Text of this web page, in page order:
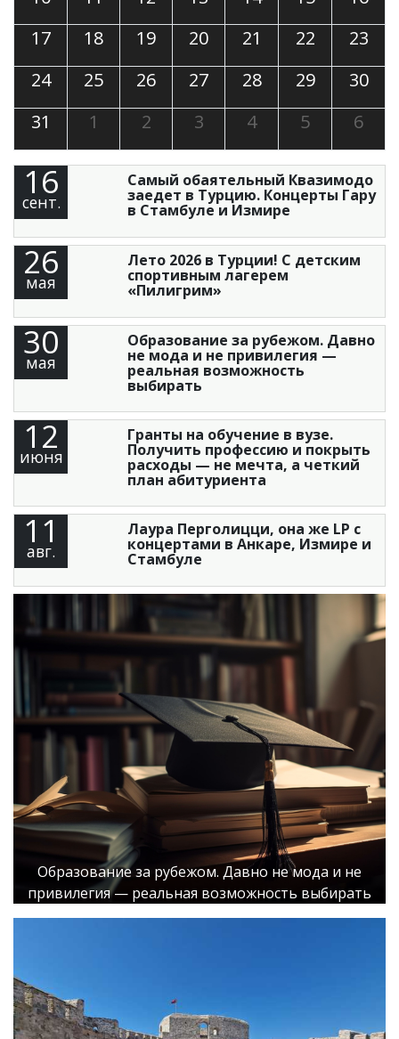
17
18 19 20 21 22
23
24
25 26 27 28 29
30
31
1 2 3 4 5 6
16
сент.
Самый обаятельный Квазимодо
заедет в Турцию. Концерты Гару
в Стамбуле и Измире
26
мая
Лето 2026 в Турции! С детским
спортивным лагерем
«Пилигрим»
30
мая
Образование за рубежом. Давно
не мода и не привилегия —
реальная возможность
выбирать
12
июня
Гранты на обучение в вузе.
Получить профессию и покрыть
расходы — не мечта, а четкий
план абитуриента
11
авг.
Лаура Перголицци, она же LP с
концертами в Анкаре, Измире и
Стамбуле
Образование за рубежом. Давно не мода и не
привилегия — реальная возможность выбирать